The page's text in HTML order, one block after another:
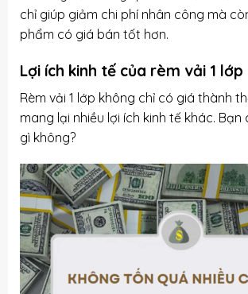
chỉ giúp giảm chi phí nhân công mà
phẩm có giá bán tốt hơn.
Lợi ích kinh tế của rèm vải 1 lớp
Rèm vải 1 lớp không chỉ có giá thành
mang lại nhiều lợi ích kinh tế khác.
gì không?